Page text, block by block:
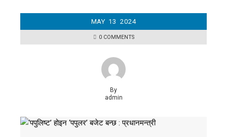
MAY 13 2024
0 COMMENTS
By
admin